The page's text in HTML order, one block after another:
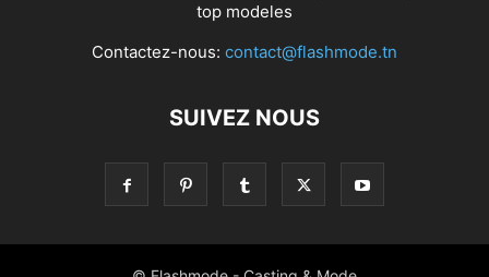
top modeles
Contactez-nous: contact@flashmode.tn
SUIVEZ NOUS